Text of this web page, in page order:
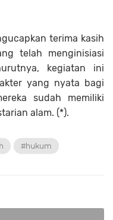
terima kasih
telah menginisiasi
kegiatan ini
yang nyata bagi
sudah memiliki
alam. (*).
#hukum